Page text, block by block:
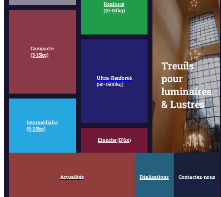
Treuils
pour
luminaires
& Lustres
Ultra-Renforcé
(50-1500kg)
Compacte
(3-15kg)
Renforcé
(10-50kg)
Intermédiaire
(5-25kg)
Etanche (IP6x)
Actualités Réalisations Contactez-nous